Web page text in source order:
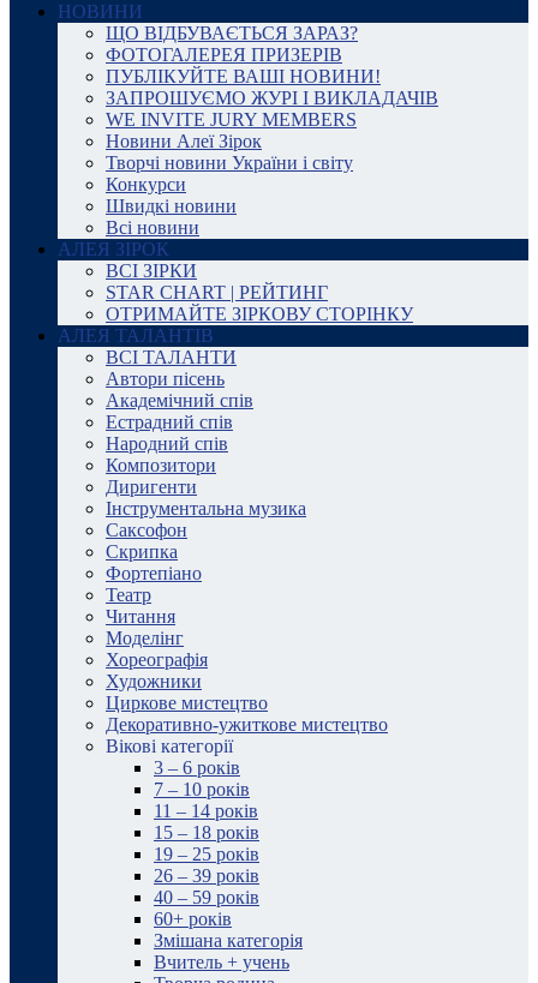
НОВИНИ
ЩО ВІДБУВАЄТЬСЯ ЗАРАЗ?
ФОТОГАЛЕРЕЯ ПРИЗЕРІВ
ПУБЛІКУЙТЕ ВАШІ НОВИНИ!
ЗАПРОШУЄМО ЖУРІ І ВИКЛАДАЧІВ
WE INVITE JURY MEMBERS
Новини Алеї Зірок
Творчі новини України і світу
Конкурси
Швидкі новини
Всі новини
АЛЕЯ ЗІРОК
ВСІ ЗІРКИ
STAR CHART | РЕЙТИНГ
ОТРИМАЙТЕ ЗІРКОВУ СТОРІНКУ
АЛЕЯ ТАЛАНТІВ
ВСІ ТАЛАНТИ
Автори пісень
Академічний спів
Естрадний спів
Народний спів
Композитори
Диригенти
Інструментальна музика
Саксофон
Скрипка
Фортепіано
Театр
Читання
Моделінг
Хореографія
Художники
Циркове мистецтво
Декоративно-ужиткове мистецтво
Вікові категорії
3 – 6 років
7 – 10 років
11 – 14 років
15 – 18 років
19 – 25 років
26 – 39 років
40 – 59 років
60+ років
Змішана категорія
Вчитель + учень